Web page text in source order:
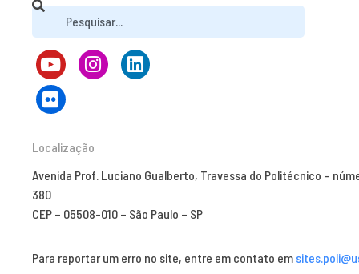
Localização
Avenida Prof. Luciano Gualberto, Travessa do Politécnico –
380
CEP – 05508-010 – São Paulo – SP
Para reportar um erro no site, entre em contato em